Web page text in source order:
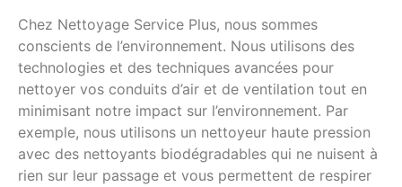
Chez Nettoyage Service Plus, nous sommes
conscients de l’environnement. Nous utilisons des
technologies et des techniques avancées pour
nettoyer vos conduits d’air et de ventilation tout en
minimisant notre impact sur l’environnement. Par
exemple, nous utilisons un nettoyeur haute pression
avec des nettoyants biodégradables qui ne nuisent à
rien sur leur passage et vous permettent de respirer